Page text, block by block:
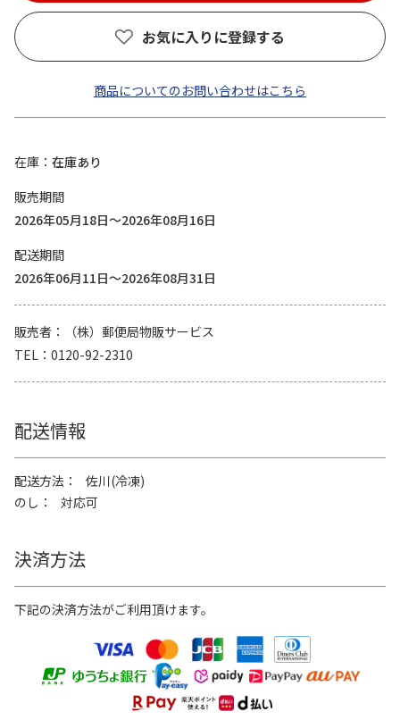
お気に入りに登録する
商品についてのお問い合わせはこちら
在庫
在庫あり
販売期間
2026年05月18日～2026年08月16日
配送期間
2026年06月11日～2026年08月31日
販売者
（株）郵便局物販サービス
TEL
0120-92-2310
配送情報
配送方法
佐川(冷凍)
のし
対応可
決済方法
下記の決済方法がご利用頂けます。